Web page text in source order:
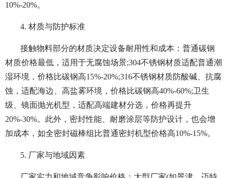
10%-20%。
4. 材质与防护标准
接触物料部分的材质决定设备耐用性和成本：普通碳钢
材质价格最低，适用于无腐蚀场景;304不锈钢材质适配普通潮
湿环境，价格比碳钢高15%-20%;316不锈钢材质防酸碱、抗腐
蚀，适配海边、高盐雾环境，价格比碳钢高40%-60%;卫生
级、镜面抛光机型，适配高端建材分选，价格再提升
20%-30%。此外，密封性能、耐磨涂层等防护设计，也会增
加成本，如全密封磁棒组比普通密封机型价格高10%-15%。
5. 厂家与地域因素